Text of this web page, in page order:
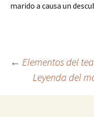
marido a causa un
de
← Elementos del
Leyenda del